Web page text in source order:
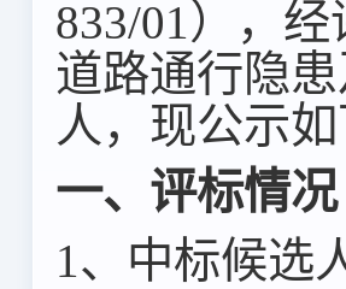
833/01），
道路通行隐
人，现公示
一、评标情况
1、中标候选